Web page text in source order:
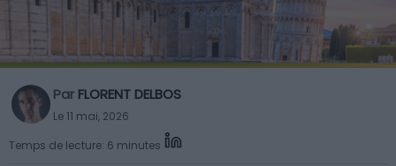
Par FLORENT DELBOS
Le 11 mai, 2026
Temps de lecture: 6 minutes